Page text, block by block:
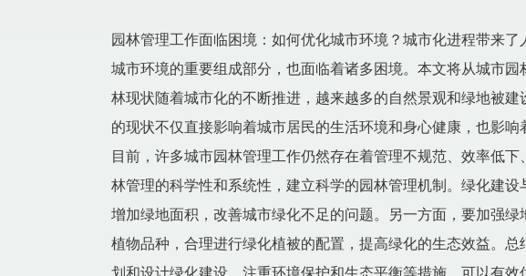
园林管理工作面临困境：如何优化城市环境？城市化进程带来
城市环境的重要组成部分，也面临着诸多困境。本文将从城市
林现状随着城市化的不断推进，越来越多的自然景观和绿地被
的现状不仅直接影响着城市居民的生活环境和身心健康，也影
目前，许多城市园林管理工作仍然存在着管理不规范、效率低
林管理的科学性和系统性，建立科学的园林管理机制。绿化建
增加绿地面积，改善城市绿化不足的问题。另一方面，要加强
植物品种，合理进行绿化植被的配置，提高绿化的生态效益。总
划和设计绿化建设，注重环境保护和生态平衡等措施，可以有